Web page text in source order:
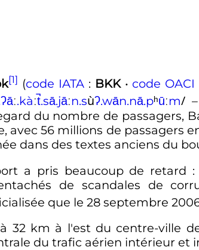
[1] (code IATA : BKK • code OACI
ʔāː.kàːt̚.sā.jāːn.sùʔ.wān.nā.pʰūːm/
du nombre de passagers,
avec56 millions de passagers
dans des textes anciens du
a pris beaucoup de retard
de scandales de
que le 28 septembre
32 km à l'est du centre-ville
du trafic aérien intérieur et